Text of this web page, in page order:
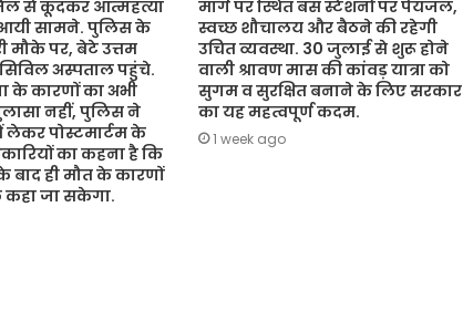
से कूदकर आत्महत्या
सामने. पुलिस के
मौके पर, बेटे उत्तम
अस्पताल पहुंचे.
के कारणों का अभी
नहीं, पुलिस ने
पोस्टमार्टम के
का कहना है कि
बाद ही मौत के कारणों
जा सकेगा.
मार्ग पर स्थित बस स्टेशनों पर पेयजल,
स्वच्छ शौचालय और बैठने की रहेगी
उचित व्यवस्था. 30 जुलाई से शुरू होने
वाली श्रावण मास की कांवड़ यात्रा को
सुगम व सुरक्षित बनाने के लिए सरकार
का यह महत्वपूर्ण कदम.
1 week ago